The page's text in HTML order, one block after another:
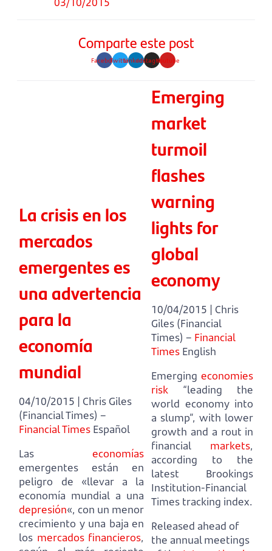
Comparte este post
FacebookTwitterLinkedinInstagramYoutube
La crisis en los
mercados
emergentes es
una advertencia
para la
economía
mundial
04/10/2015 | Chris Giles
(Financial Times) –
Financial Times Español
Las economías
emergentes están en
peligro de «llevar a la
economía mundial a una
depresión«, con un menor
crecimiento y una baja en
los mercados financieros,
Emerging
market
turmoil
flashes
warning
lights for
global
economy
10/04/2015 | Chris
Giles (Financial
Times) – Financial
Times English
Emerging economies
risk “leading the
world economy into
a slump”, with lower
growth and a rout in
financial markets,
according to the
latest Brookings
Institution-Financial
Times tracking index.
Released ahead of
the annual meetings